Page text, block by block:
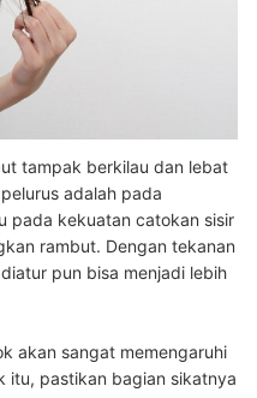
tampak berkilau dan lebat
adalah pada
pada kekuatan catokan sisir
rambut. Dengan tekanan
pun bisa menjadi lebih
akan sangat memengaruhi
itu, pastikan bagian sikatnya